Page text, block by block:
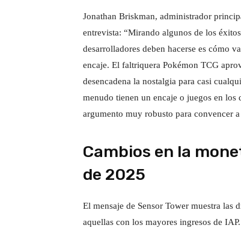
Jonathan Briskman, administrador
entrevista: “Mirando algunos de los
desarrolladores deben hacerse es cómo
encaje. El faltriquera Pokémon TCG
desencadena la nostalgia para casi
menudo tienen un encaje o juegos en los
argumento muy robusto para convencer
Cambios en la
de 2025
El mensaje de Sensor Tower muestra las
aquellas con los mayores ingresos de